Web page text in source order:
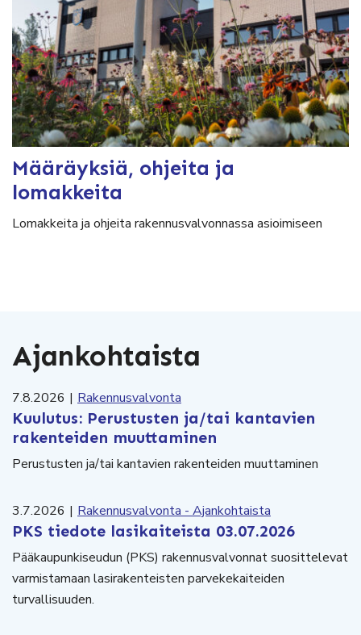
Määräyksiä, ohjeita ja
lomakkeita
Lomakkeita ja ohjeita rakennusvalvonnassa asioimiseen
Ajankohtaista
7.8.2026 | Rakennusvalvonta
Kuulutus: Perustusten ja/tai kantavien
rakenteiden muuttaminen
Perustusten ja/tai kantavien rakenteiden muuttaminen
3.7.2026 | Rakennusvalvonta - Ajankohtaista
PKS tiedote lasikaiteista 03.07.2026
Pääkaupunkiseudun (PKS) rakennusvalvonnat suosittelevat
varmistamaan lasirakenteisten parvekekaiteiden
turvallisuuden.